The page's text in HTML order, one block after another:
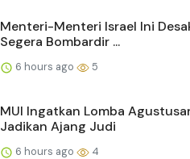
Menteri-Menteri Israel Ini
Segera Bombardir ...
6 hours ago 5
MUI Ingatkan Lomba
Jadikan Ajang Judi
6 hours ago 4